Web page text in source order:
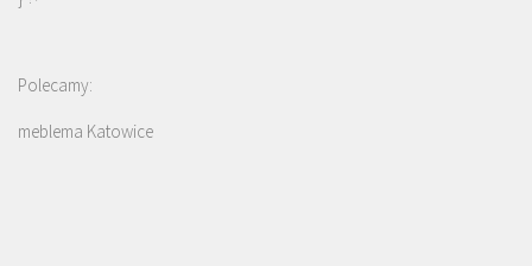
Polecamy:
meblema Katowice